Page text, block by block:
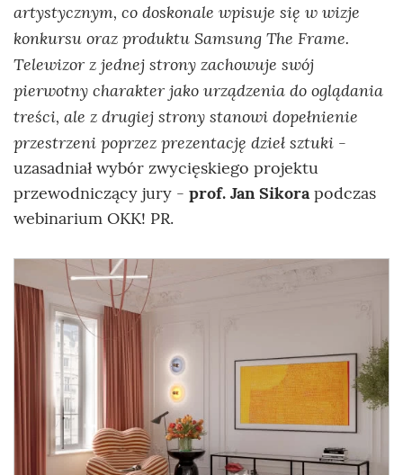
artystycznym, co doskonale wpisuje się w wizje
konkursu oraz produktu Samsung The Frame.
Telewizor z jednej strony zachowuje swój
pierwotny charakter jako urządzenia do oglądania
treści, ale z drugiej strony stanowi dopełnienie
przestrzeni poprzez prezentację dzieł sztuki -
uzasadniał wybór zwycięskiego projektu
przewodniczący jury - prof. Jan Sikorapodczas
webinarium OKK! PR.